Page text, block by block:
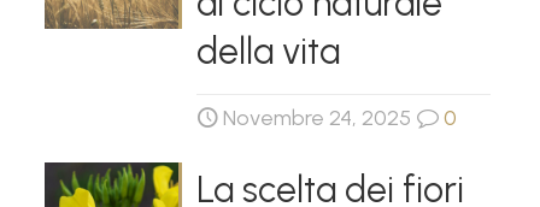
della vita
Novembre 24, 2025 0
La scelta dei fiori